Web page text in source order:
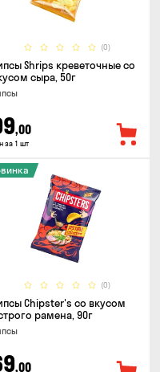
(0)
Shrips креветочные со
сыра, 50г
,00
за 1 шт
(0)
Chipster's со вкусом
рамена, 90г
,00